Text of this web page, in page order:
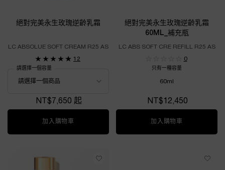
絕對完美永生玫瑰逆齡乳霜
LC ABSOLUE SOFT CREAM R25 AS
12
請選擇一個容量
NT$7,650 起
加入購物車 絕對完美永生玫瑰逆齡乳霜
絕對完美永生玫瑰逆齡乳霜
60ML_補充瓶
LC ABS SOFT CRE REFILL R25 AS
0
只有一種容量
60ml
NT$12,450
加入購物車